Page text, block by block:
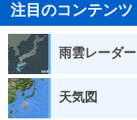
注目のコンテンツ
雨雲レーダー
天気図